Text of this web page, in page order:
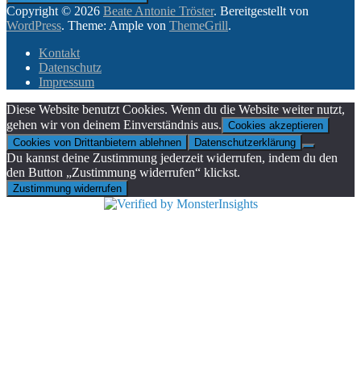
Copyright © 2026 Beate Antonie Tröster. Bereitgestellt von
WordPress. Theme: Ample von ThemeGrill.
Kontakt
Datenschutz
Impressum
Diese Website benutzt Cookies. Wenn du die Website weiter nutzt,
gehen wir von deinem Einverständnis aus. Cookies akzeptieren
Cookies von Drittanbietern ablehnen
Datenschutzerklärung
Du kannst deine Zustimmung jederzeit widerrufen, indem du den
den Button „Zustimmung widerrufen“ klickst.
Zustimmung widerrufen